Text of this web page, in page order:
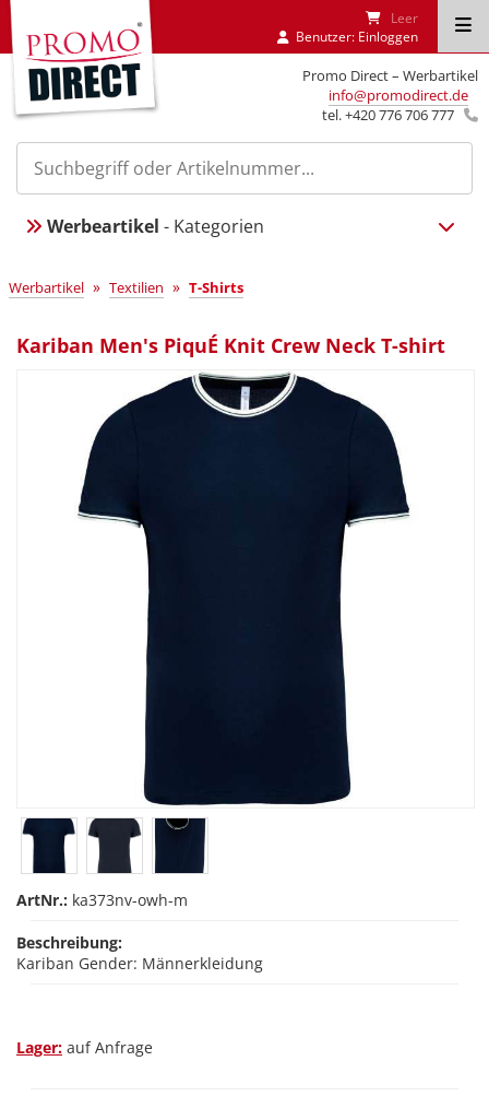
Promo Direct – Werbartikel
info@promodirect.de
tel. +420 776 706 777
Leer
Benutzer: Einloggen
Werbeartikel - Kategorien
Werbartikel » Textilien » T-Shirts
Kariban Men's PiquÉ Knit Crew Neck T-shirt
ArtNr.: ka373nv-owh-m
Beschreibung:
Kariban Gender: Männerkleidung
Lager: auf Anfrage